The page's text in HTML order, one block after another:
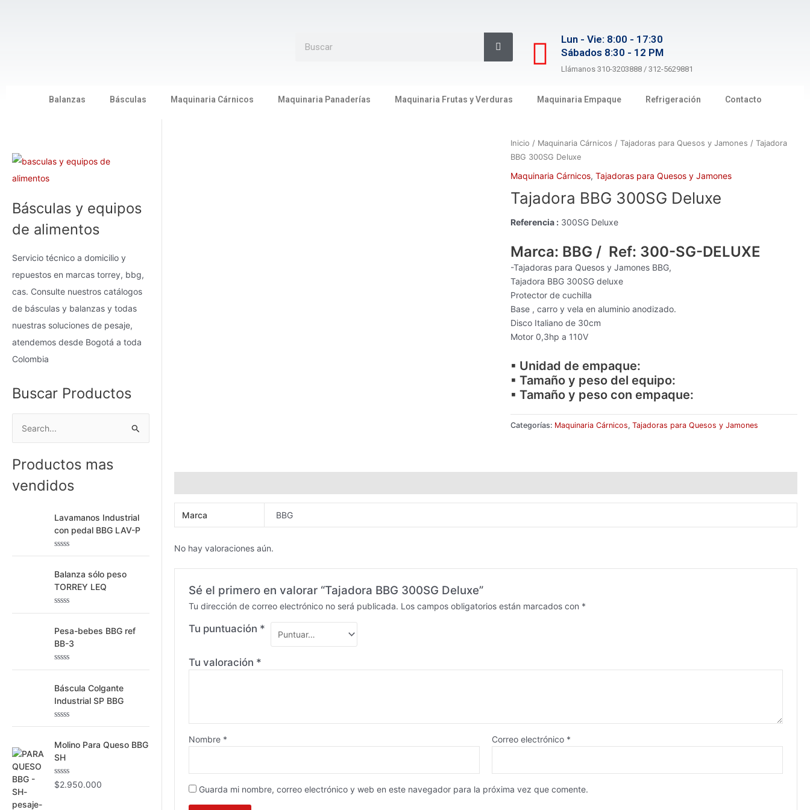
Search
Lun - Vie: 8:00 - 17:30
Sábados 8:30 - 12 PM
Llámanos 310-3203888 / 312-5629881
Balanzas Básculas Maquinaria Cárnicos Maquinaria Panaderías Maquinaria Frutas y Verduras Maquinaria Empaque Refrigeración Contacto
Básculas y equipos
de alimentos
Servicio técnico a domicilio y
repuestos en marcas torrey, bbg,
cas. Consulte nuestros catálogos
de básculas y balanzas y todas
nuestras soluciones de pesaje,
atendemos desde Bogotá a toda
Colombia
Buscar Productos
s
c
Productos mas
vendidos
Lavamanos Industrial
con pedal BBG LAV-P
V
l
r
a
o
o
n
0
d
Balanza sólo peso
TORREY LEQ
V
l
o
r
a
o
o
n
0
d
Pesa-bebes BBG ref
BB-3
V
l
r
a
o
o
n
0
d
e
5
Báscula Colgante
Industrial SP BBG
V
l
r
a
o
Molino Para Queso BBG
SH
V
a
$2.950.000
Inicio / Maquinaria Cárnicos /Tajadoras para Quesos y Jamones / Tajadora
BBG 300SG Deluxe
Maquinaria Cárnicos,Tajadoras para Quesos y Jamones
Tajadora BBG 300SG Deluxe
Referencia : 300SG Deluxe
Marca: BBG / Ref: 300-SG-DELUXE
-Tajadoras para Quesos y Jamones BBG,
Tajadora BBG 300SG deluxe
Protector de cuchilla
Base , carro y vela en aluminio anodizado.
Disco Italiano de 30cm
Motor 0,3hp a 110V
▪ Unidad de empaque:
▪ Tamaño y peso del equipo:
▪ Tamaño y peso con empaque:
Categorías: Maquinaria Cárnicos,Tajadoras para Quesos y Jamones
Marca BBG
No hay valoraciones aún.
Sé el primero en valorar “Tajadora BBG 300SG Deluxe”
Tu dirección de correo electrónico no será publicada. Los campos obligatorios están marcados con *
Tu puntuación *
Tu valoración *
Nombre * Correo electrónico *
Guarda mi nombre, correo electrónico y web en este navegador para la próxima vez que comente.